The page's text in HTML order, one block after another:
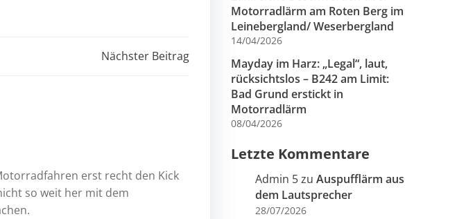
Nächster Beitrag
erst recht den Kick
so weit her mit dem
Motorradlärm am Roten Berg im
Leinebergland/ Weserbergland
14/04/2026
Mayday im Harz: „Legal“, laut,
rücksichtslos – B242 am Limit:
Bad Grund erstickt in
Motorradlärm
08/04/2026
Letzte Kommentare
Admin 5zu Auspufflärm aus
dem Lautsprecher
28/07/2026